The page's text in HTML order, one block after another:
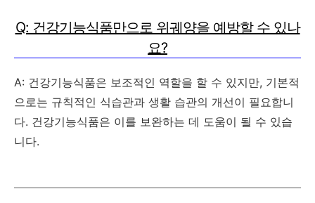
Q: 건강기능식품만으로 위궤양을 예방할 수 있나
요?
A: 건강기능식품은 보조적인 역할을 할 수 있지만, 기본적
으로는 규칙적인 식습관과 생활 습관의 개선이 필요합니
다. 건강기능식품은 이를 보완하는 데 도움이 될 수 있습
니다.